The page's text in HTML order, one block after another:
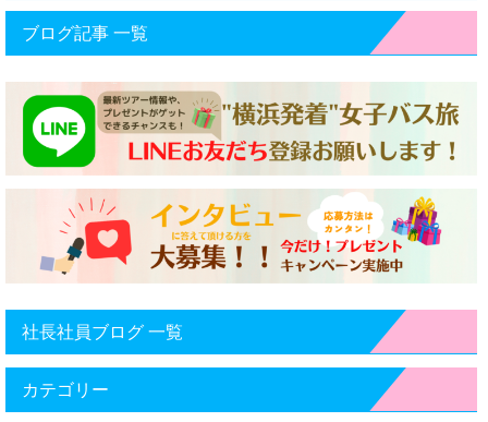
ブログ記事 一覧
社長社員ブログ 一覧
カテゴリー